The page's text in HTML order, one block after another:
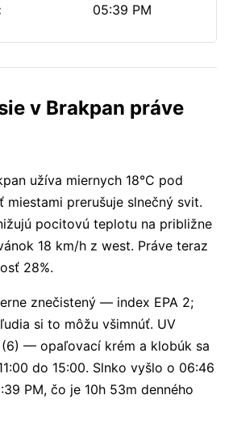
05:39 PM
v Brakpan práve
užíva miernych 18°C pod
miestami prerušuje slnečný svit.
pocitovú teplotu na približne
18 km/h z west. Práve teraz
28%.
znečistený — index EPA 2;
si to môžu všimnúť. UV
— opaľovací krém a klobúk sa
do 15:00. Slnko vyšlo o 06:46
PM, čo je 10h 53m denného